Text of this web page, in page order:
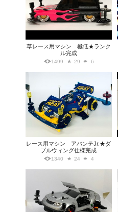
草レース用マシン 極低★ランク
ル完成
1499 29 6
レース用マシン アバンテJr.★ダ
ブルウィング仕様完成
1340 24 4